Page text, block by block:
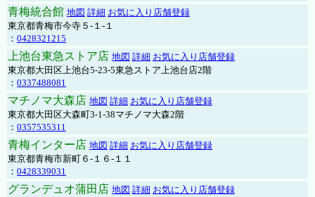
青梅統合館 地図 詳細 お気に入り店舗登録
東京都青梅市今寺５-１-１
： 0428321215
上池台東急ストア店 地図 詳細 お気に入り店舗登録
東京都大田区上池台5-23-5東急ストア上池台店2階
： 0337488081
マチノマ大森店 地図 詳細 お気に入り店舗登録
東京都大田区大森町3-1-38マチノマ大森2階
： 0357535311
青梅インター店 地図 詳細 お気に入り店舗登録
東京都青梅市新町６-１６-１１
： 0428339031
グランデュオ蒲田店 地図 詳細 お気に入り店舗登録